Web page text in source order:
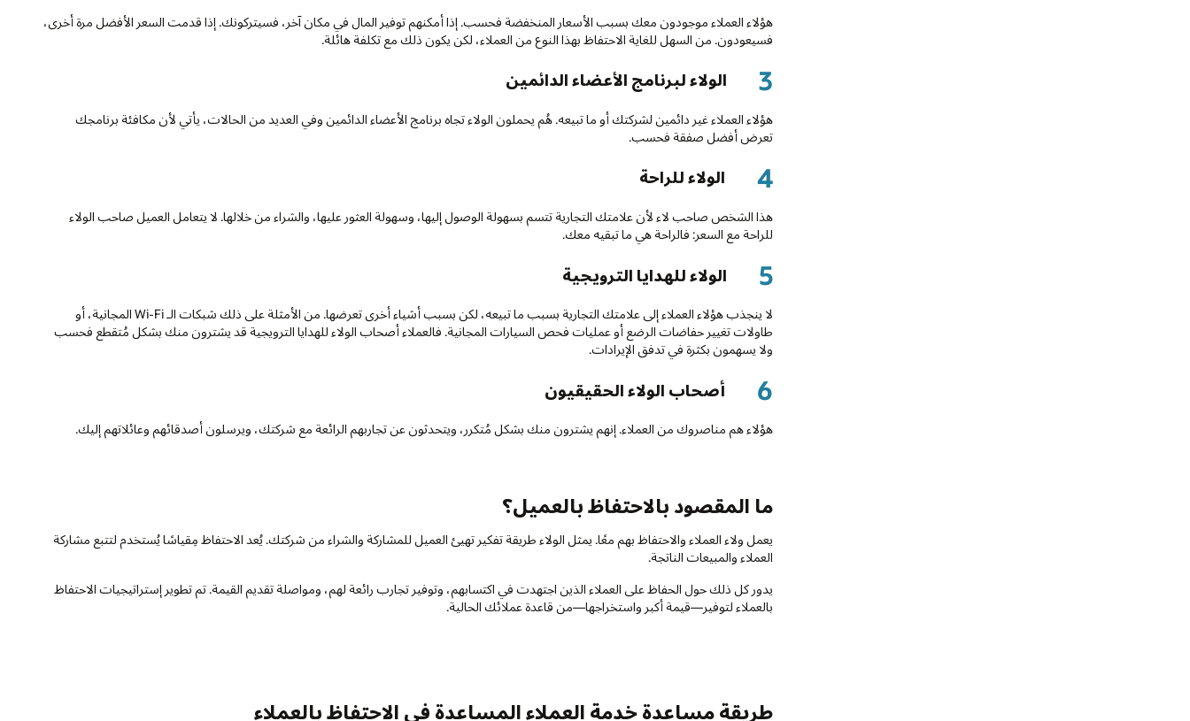
هؤلاء العملاء موجودون معك بسبب الأسعار المنخفضة فحسب. إذا أمكنهم توفير المال في مكان آخر، فسيتركونك. إذا قدمت السعر الأفضل مرة أخرى،
فسيعودون. من السهل للغاية الاحتفاظ بهذا النوع من العملاء، لكن يكون ذلك مع تكلفة هائلة.
3 الولاء لبرنامج الأعضاء الدائمين
هؤلاء العملاء غير دائمين لشركتك أو ما تبيعه. هُم يحملون الولاء تجاه برنامج الأعضاء الدائمين وفي العديد من الحالات، يأتي لأن مكافئة برنامجك
تعرض أفضل صفقة فحسب.
4 الولاء للراحة
هذا الشخص صاحب لاء لأن علامتك التجارية تتسم بسهولة الوصول إليها، وسهولة العثور عليها، والشراء من خلالها. لا يتعامل العميل صاحب الولاء
للراحة مع السعر: فالراحة هي ما تبقيه معك.
5 الولاء للهدايا الترويجية
لا ينجذب هؤلاء العملاء إلى علامتك التجارية بسبب ما تبيعه، لكن بسبب أشياء أخرى تعرضها. من الأمثلة على ذلك شبكات الـ Wi-Fi المجانية، أو
طاولات تغيير حفاضات الرضع أو عمليات فحص السيارات المجانية. فالعملاء أصحاب الولاء للهدايا الترويجية قد يشترون منك بشكل مُتقطع فحسب
ولا يسهمون بكثرة في تدفق الإيرادات.
6 أصحاب الولاء الحقيقيون
هؤلاء هم مناصروك من العملاء. إنهم يشترون منك بشكل مُتكرر، ويتحدثون عن تجاربهم الرائعة مع شركتك، ويرسلون أصدقائهم وعائلاتهم إليك.
ما المقصود بالاحتفاظ بالعميل؟
يعمل ولاء العملاء والاحتفاظ بهم معًا. يمثل الولاء طريقة تفكير تهيئ العميل للمشاركة والشراء من شركتك. يُعد الاحتفاظ مِقياسًا يُستخدم لتتبع مشاركة
العملاء والمبيعات الناتجة.
يدور كل ذلك حول الحفاظ على العملاء الذين اجتهدت في اكتسابهم، وتوفير تجارب رائعة لهم، ومواصلة تقديم القيمة. تم تطوير إستراتيجيات الاحتفاظ
بالعملاء لتوفير—قيمة أكبر واستخراجها—من قاعدة عملائك الحالية.
طريقة مساعدة خدمة العملاء المساعدة في الاحتفاظ بالعملاء